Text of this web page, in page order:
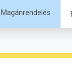
Magánrendelés